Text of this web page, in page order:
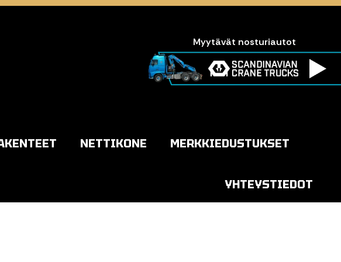
Myytävät nosturiautot
NETTIKONE MERKKIEDUSTUKSET
YHTEYSTIEDOT